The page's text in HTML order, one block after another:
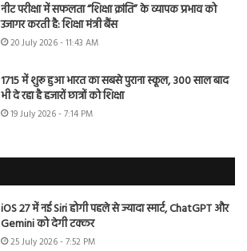
नीट परीक्षा में सफलता “शिक्षा क्रांति” के व्यापक प्रभाव को
उजागर करती है: शिक्षा मंत्री बैंस
20 July 2026 - 11:43 AM
1715 में शुरू हुआ भारत का सबसे पुराना स्कूल, 300 साल बाद
भी दे रहा है हजारों छात्रों को शिक्षा
19 July 2026 - 7:14 PM
iOS 27 में नई Siri होगी पहले से ज्यादा स्मार्ट, ChatGPT और
Gemini को देगी टक्कर
25 July 2026 - 7:52 PM